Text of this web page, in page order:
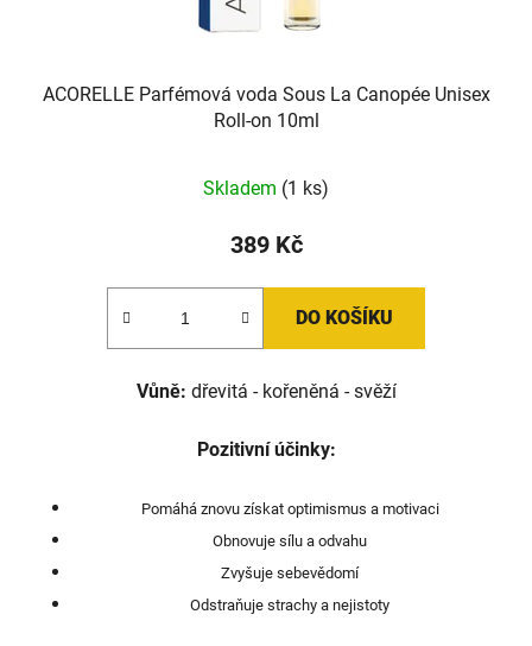
ACORELLE Parfémová voda Sous La Canopée Unisex
Roll-on 10ml
Skladem (1 ks)
389 Kč
DO KOŠÍKU
Vůně: dřevitá - kořeněná - svěží
Pozitivní účinky:
Pomáhá znovu získat optimismus a motivaci
Obnovuje sílu a odvahu
Zvyšuje sebevědomí
Odstraňuje strachy a nejistoty